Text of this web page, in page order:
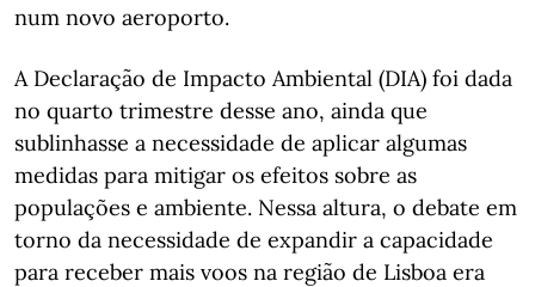
num novo aeroporto.
A Declaração de Impacto Ambiental (DIA) foi dada
no quarto trimestre desse ano, ainda que
sublinhasse a necessidade de aplicar algumas
medidas para mitigar os efeitos sobre as
populações e ambiente. Nessa altura, o debate em
torno da necessidade de expandir a capacidade
para receber mais voos na região de Lisboa era